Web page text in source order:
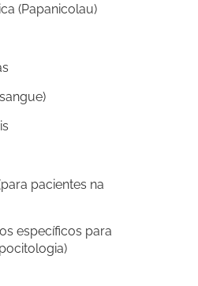
(Papanicolau)
pacientes na
específicos para